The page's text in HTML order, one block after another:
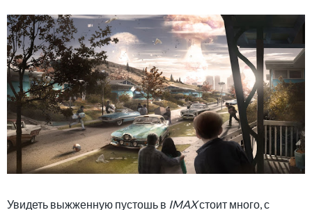
Увидеть выжженную пустошь в IMAXстоит много, с